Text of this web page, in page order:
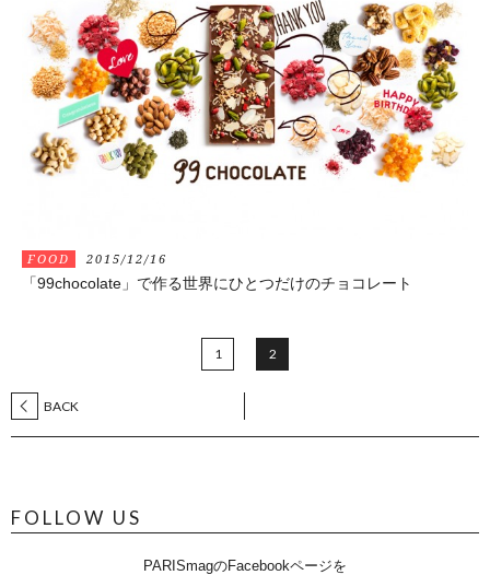
FOOD 2015/12/16
「99chocolate」で作る世界にひとつだけのチョコレート
BACK
1 2
FOLLOW US
PARISmagのFacebookページを